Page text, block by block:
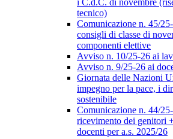
i C.d.C. di novembre
tecnico)
Comunicazione n. 45/
consigli di classe di
componenti elettive
Avviso n. 10/25-26 ai
Avviso n. 9/25-26 ai
Giornata delle Nazioni
impegno per la pace, i
sostenibile
Comunicazione n. 44/
ricevimento dei genitori
docenti per a.s. 2025/26